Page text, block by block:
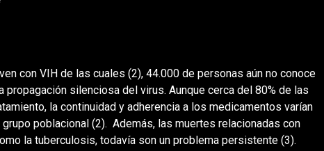
con VIH de las cuales (2), 44.000 de personas aún no conoce
propagación silenciosa del virus. Aunque cerca del 80% de las
la continuidad y adherencia a los medicamentos varían
poblacional (2). Además, las muertes relacionadas con
la tuberculosis, todavía son un problema persistente (3).